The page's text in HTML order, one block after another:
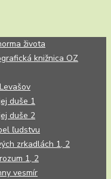
života
knižnica OZ
duše 1
duše 2
ľudstvu
zrkadlách 1, 2
1, 2
vesmír